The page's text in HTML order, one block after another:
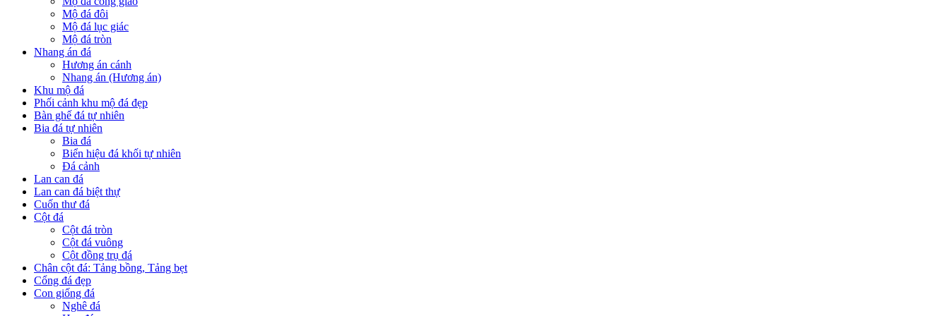
Mộ đá đôi
Mộ đá lục giác
Mộ đá tròn
Nhang án đá
Hương án cánh
Nhang án (Hương án)
Khu mộ đá
Phối cảnh khu mộ đá đẹp
Bàn ghế đá tự nhiên
Bia đá tự nhiên
Bia đá
Biển hiệu đá khối tự nhiên
Đá cảnh
Lan can đá
Lan can đá biệt thự
Cuốn thư đá
Cột đá
Cột đá tròn
Cột đá vuông
Cột đồng trụ đá
Chân cột đá: Tảng bồng, Tảng bẹt
Cổng đá đẹp
Con giống đá
Nghê đá